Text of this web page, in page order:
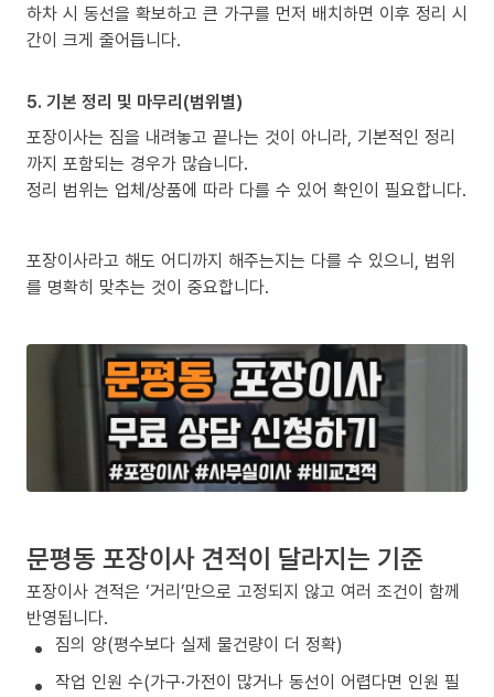
하차 시 동선을 확보하고 큰 가구를 먼저 배치하면 이후 정리 시
간이 크게 줄어듭니다.
5. 기본 정리 및 마무리(범위별)
포장이사는 짐을 내려놓고 끝나는 것이 아니라, 기본적인 정리
까지 포함되는 경우가 많습니다.
정리 범위는 업체/상품에 따라 다를 수 있어 확인이 필요합니다.
포장이사라고 해도 어디까지 해주는지는 다를 수 있으니, 범위
를 명확히 맞추는 것이 중요합니다.
문평동 포장이사 견적이 달라지는 기준
포장이사 견적은 ‘거리’만으로 고정되지 않고 여러 조건이 함께
반영됩니다.
짐의 양(평수보다 실제 물건량이 더 정확)
작업 인원 수(가구·가전이 많거나 동선이 어렵다면 인원 필